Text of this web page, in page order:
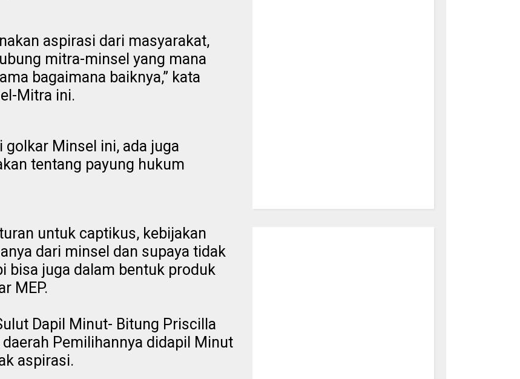
aspirasi dari masyarakat,
mitra-minsel yang mana
bagaimana baiknya,” kata
Mitra ini.
golkar Minsel ini, ada juga
tentang payung hukum
untuk captikus, kebijakan
dari minsel dan supaya tidak
bisa juga dalam bentuk produk
MEP.
Dapil Minut- Bitung Priscilla
Pemilihannya didapil Minut
aspirasi.